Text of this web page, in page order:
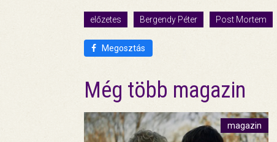
előzetes Bergendy Péter Post Mortem
Megosztás
Még több magazin
magazin